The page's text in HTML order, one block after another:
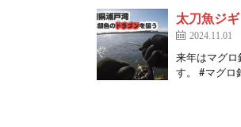
太刀魚ジ
2024.11.01
来年はマグ
す。 #マグロ